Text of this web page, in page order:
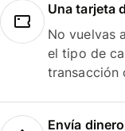
Una tarjeta
No vuelvas
el tipo de
transacción
Envía